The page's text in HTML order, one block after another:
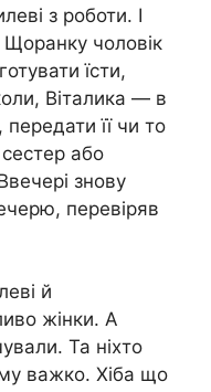
з роботи. І
Щоранку чоловік
їсти,
Віталика — в
її чи то
або
знову
перевіряв
й
жінки. А
Та ніхто
важко. Хіба що